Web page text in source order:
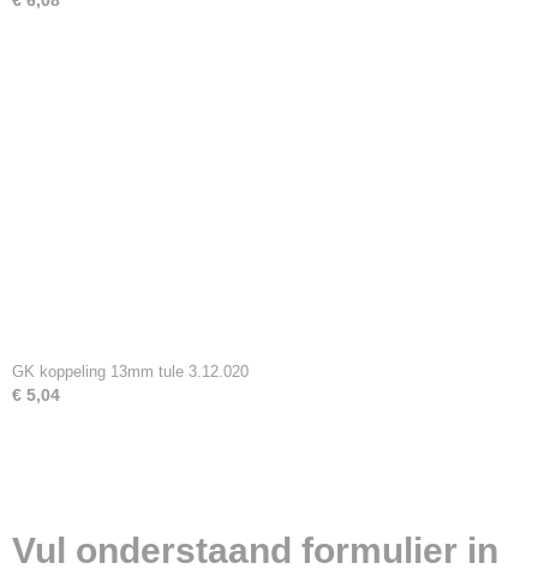
GK koppeling 13mm tule 3.12.020
€ 5,04
Vul onderstaand formulier in